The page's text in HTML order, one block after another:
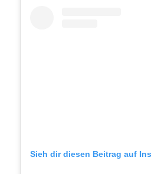
Sieh dir diesen Beitrag auf